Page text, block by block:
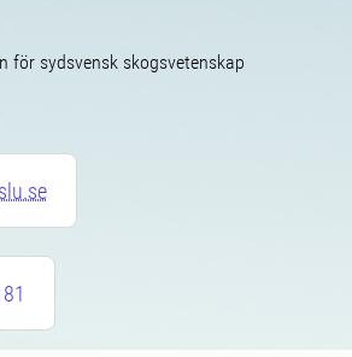
för sydsvensk skogsvetenskap